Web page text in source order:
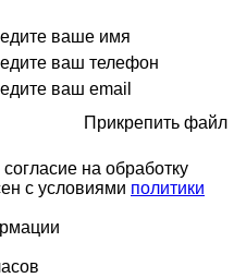
ваше имя
ваш телефон
ваш email
Прикрепить файл
на обработку
с условиями политики